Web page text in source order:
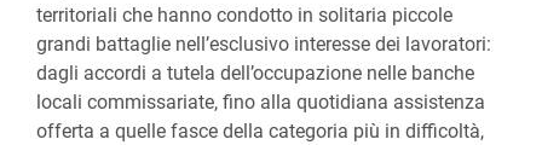
territoriali che hanno condotto in solitaria piccole
grandi battaglie nell’esclusivo interesse dei lavoratori:
dagli accordi a tutela dell’occupazione nelle banche
locali commissariate, fino alla quotidiana assistenza
offerta a quelle fasce della categoria più in difficoltà,